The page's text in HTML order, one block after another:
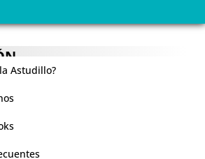
Astudillo?